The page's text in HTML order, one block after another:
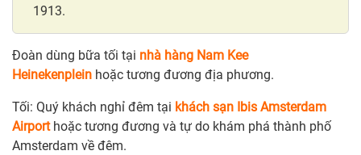
1913.
Đoàn dùng bữa tối tại nhà hàng Nam Kee
Heinekenplein hoặc tương đương địa phương.
Tối: Quý khách nghỉ đêm tại khách sạn Ibis Amsterdam
Airport hoặc tương đương và tự do khám phá thành phố
Amsterdam về đêm.